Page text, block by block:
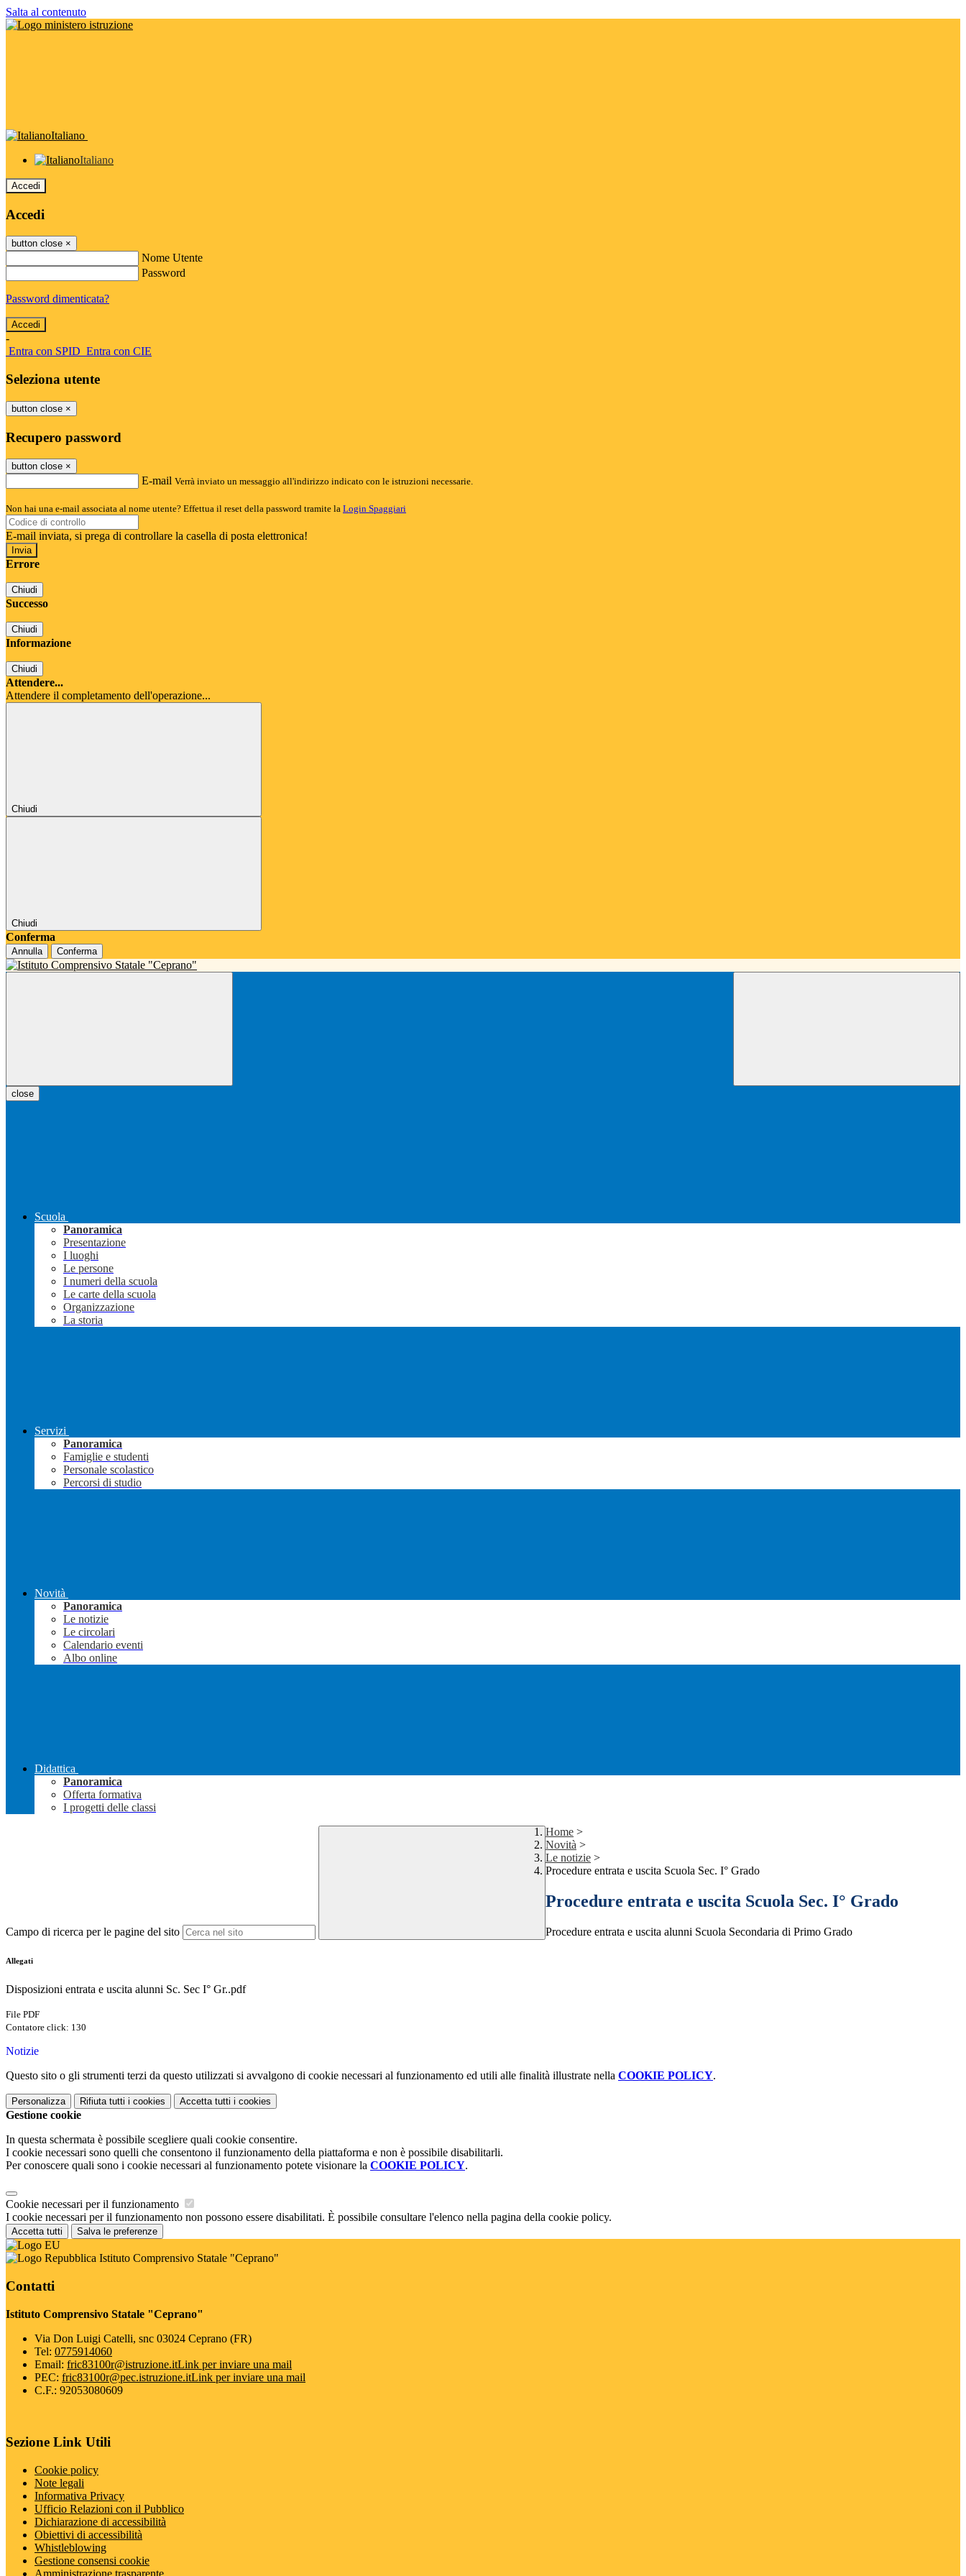
Salta al contenuto
Italiano
Italiano
Accedi
Accedi
button close ×
Nome Utente
Password
Password dimenticata?
-
Entra con SPID Entra con CIE
Seleziona utente
button close ×
Recupero password
button close ×
E-mail Verrà inviato un messaggio all'indirizzo indicato con le istruzioni necessarie.
Non hai una e-mail associata al nome utente? Effettua il reset della password tramite la Login Spaggiari
E-mail inviata, si prega di controllare la casella di posta elettronica!
Errore
Chiudi
Successo
Chiudi
Informazione
Chiudi
Attendere...
Attendere il completamento dell'operazione...
Chiudi
Chiudi
Conferma
Annulla Conferma
close
Scuola
Panoramica
Presentazione
I luoghi
Le persone
I numeri della scuola
Le carte della scuola
Organizzazione
La storia
Servizi
Panoramica
Famiglie e studenti
Personale scolastico
Percorsi di studio
Novità
Panoramica
Le notizie
Le circolari
Calendario eventi
Albo online
Didattica
Panoramica
Offerta formativa
I progetti delle classi
Campo di ricerca per le pagine del sito
Home >
Novità >
Le notizie >
Procedure entrata e uscita Scuola Sec. I° Grado
Procedure entrata e uscita Scuola Sec. I° Grado
Procedure entrata e uscita alunni Scuola Secondaria di Primo Grado
Allegati
Disposizioni entrata e uscita alunni Sc. Sec I° Gr..pdf
File PDF
Contatore click: 130
Notizie
Questo sito o gli strumenti terzi da questo utilizzati si avvalgono di cookie necessari al funzionamento ed utili alle finalità illustrate nella COOKIE POLICY.
Personalizza Rifiuta tutti i cookies Accetta tutti i cookies
Gestione cookie
In questa schermata è possibile scegliere quali cookie consentire.
I cookie necessari sono quelli che consentono il funzionamento della piattaforma e non è possibile disabilitarli.
Per conoscere quali sono i cookie necessari al funzionamento potete visionare la COOKIE POLICY.
Cookie necessari per il funzionamento
I cookie necessari per il funzionamento non possono essere disabilitati. È possibile consultare l'elenco nella pagina della cookie policy.
Accetta tutti Salva le preferenze
Istituto Comprensivo Statale "Ceprano"
Contatti
Istituto Comprensivo Statale "Ceprano"
Via Don Luigi Catelli, snc 03024 Ceprano (FR)
Tel: 0775914060
Email: fric83100r@istruzione.itLink per inviare una mail
PEC: fric83100r@pec.istruzione.itLink per inviare una mail
C.F.: 92053080609
Sezione Link Utili
Cookie policy
Note legali
Informativa Privacy
Ufficio Relazioni con il Pubblico
Dichiarazione di accessibilità
Obiettivi di accessibilità
Whistleblowing
Gestione consensi cookie
Amministrazione trasparente